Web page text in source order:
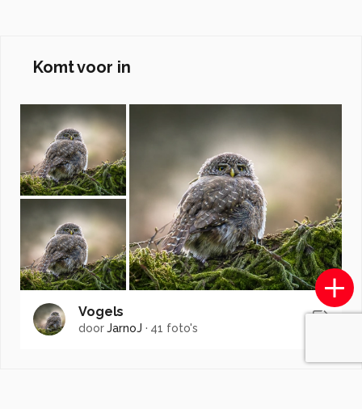
Komt voor in
Vogels
doorJarnoJ · 41 foto's